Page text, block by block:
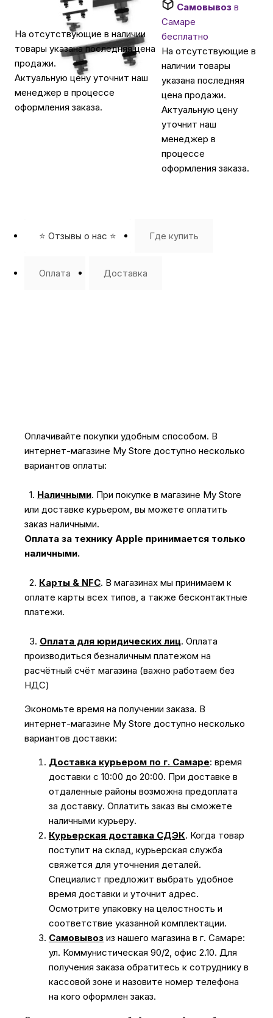
Подарочные сертификаты
Аудио
На отсутствующие в наличии
товары указана последняя цена
продажи.
Актуальную цену уточнит наш
менеджер в процессе
оформления заказа.
Самовывоз в
Самаре
бесплатно
На отсутствующие в
наличии товары
указана последняя
цена продажи.
Актуальную цену
уточнит наш
менеджер в
процессе
оформления заказа.
⭐️ Отзывы о нас ⭐️ Где купить
Оплата Доставка
Оплачивайте покупки удобным способом. В
интернет-магазине My Store доступно несколько
вариантов оплаты:
1. Наличными. При покупке в магазине My Store
или доставке курьером, вы можете оплатить
заказ наличными.
Оплата за технику Apple принимается только
наличными.
2. Карты & NFC. В магазинах мы принимаем к
оплате карты всех типов, а также бесконтактные
платежи.
3. Оплата для юридических лиц. Оплата
производиться безналичным платежом на
расчётный счёт магазина (важно работаем без
НДС)
Экономьте время на получении заказа. В
интернет-магазине My Store доступно несколько
вариантов доставки:
Доставка курьером по г. Самаре: время
доставки с 10:00 до 20:00. При доставке в
отдаленные районы возможна предоплата
за доставку. Оплатить заказ вы сможете
наличными курьеру.
Курьерская доставка СДЭК. Когда товар
поступит на склад, курьерская служба
свяжется для уточнения деталей.
Специалист предложит выбрать удобное
время доставки и уточнит адрес.
Осмотрите упаковку на целостность и
соответствие указанной комплектации.
Самовывоз из нашего магазина в г. Самаре:
ул. Коммунистическая 90/2, офис 2.10. Для
получения заказа обратитесь к сотруднику в
кассовой зоне и назовите номер телефона
на кого оформлен заказ.